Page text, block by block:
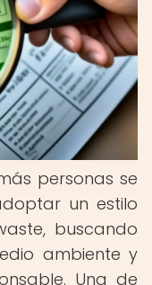
personas se
un estilo
buscando
ambiente y
Una de